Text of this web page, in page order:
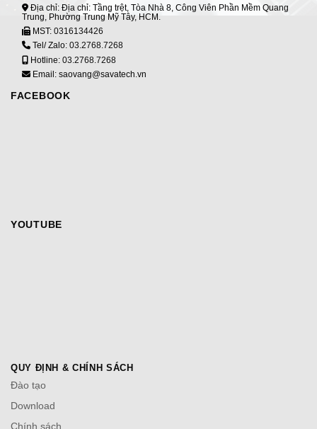
Địa chỉ: Địa chỉ: Tầng trệt, Tòa Nhà 8, Công Viên Phần Mềm Quang
Trung, Phường Trung Mỹ Tây, HCM.
MST: 0316134426
Tel/ Zalo: 03.2768.7268
Hotline: 03.2768.7268
Email: saovang@savatech.vn
FACEBOOK
YOUTUBE
QUY ĐỊNH & CHÍNH SÁCH
Đào tạo
Download
Chính sách